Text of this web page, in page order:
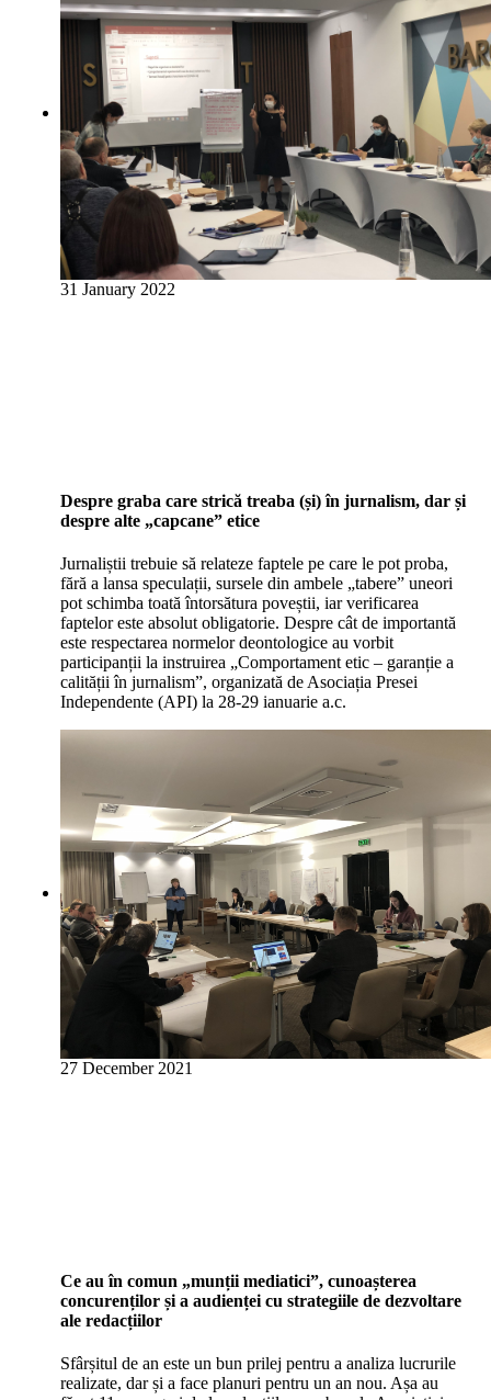
31 January 2022
Despre graba care strică treaba (și) în jurnalism, dar și
despre alte „capcane” etice
Jurnaliștii trebuie să relateze faptele pe care le pot proba,
fără a lansa speculații, sursele din ambele „tabere” uneori
pot schimba toată întorsătura poveștii, iar verificarea
faptelor este absolut obligatorie. Despre cât de importantă
este respectarea normelor deontologice au vorbit
participanții la instruirea „Comportament etic – garanție a
calității în jurnalism”, organizată de Asociația Presei
Independente (API) la 28-29 ianuarie a.c.
27 December 2021
Ce au în comun „munții mediatici”, cunoașterea
concurenților și a audienței cu strategiile de dezvoltare
ale redacțiilor
Sfârșitul de an este un bun prilej pentru a analiza lucrurile
realizate, dar și a face planuri pentru un an nou. Așa au